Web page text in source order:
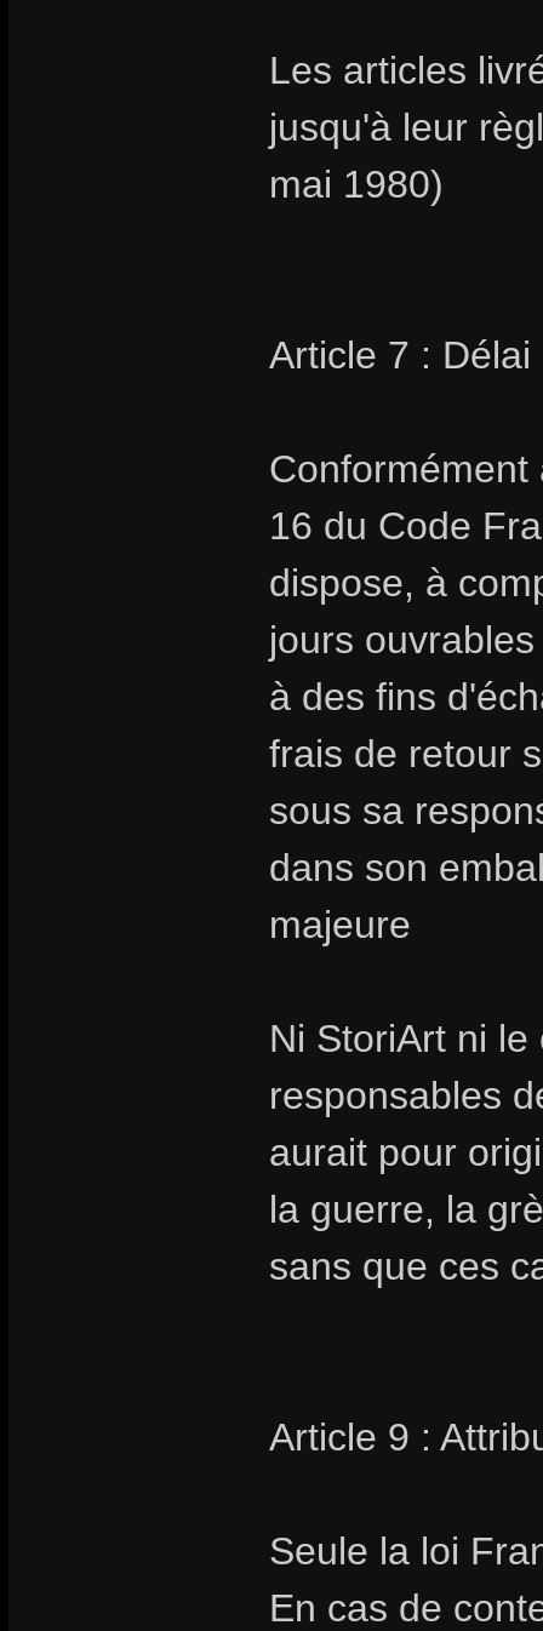
Les articles
jusqu'à leur
mai 1980)
Article 7 :
Conformément
16 du Code
dispose, à
jours
à des fins
frais de retour
sous sa
dans son
majeure
Ni StoriArt ni
responsables
aurait pour
la guerre, la
sans que ces
Article 9 :
Seule la loi
En cas de